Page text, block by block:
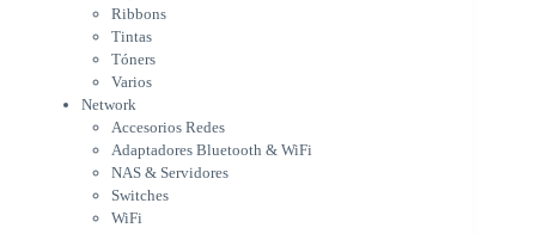
Accesorios Redes
Adaptadores Bluetooth & WiFi
NAS & Servidores
Switches
WiFi
Notebooks & Portátiles
Cargador para notebook
Cooling Pad
PDV
Ribbons
Tintas
Tóners
Varios
Network
Accesorios Redes
Adaptadores Bluetooth & WiFi
NAS & Servidores
Switches
WiFi